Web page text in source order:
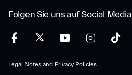
Folgen Sie uns auf Social Media
Legal Notes and Privacy Policies